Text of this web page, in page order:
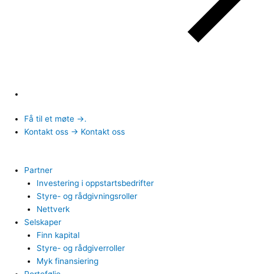
Få til et møte →.
Kontakt oss → Kontakt oss
Partner
Investering i oppstartsbedrifter
Styre- og rådgivningsroller
Nettverk
Selskaper
Finn kapital
Styre- og rådgiverroller
Myk finansiering